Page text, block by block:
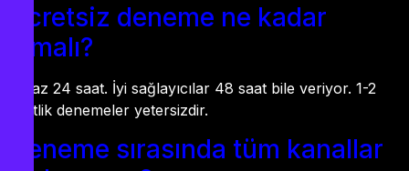
Ücretsiz deneme ne kadar
olmalı?
En az 24 saat. İyi sağlayıcılar 48 saat bile veriyor. 1-2
saatlik denemeler yetersizdir.
Deneme sırasında tüm kanallar